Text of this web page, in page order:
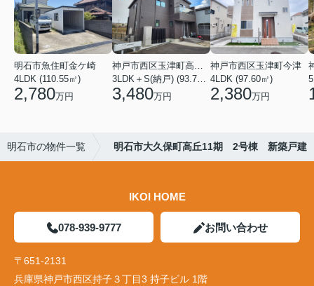
明石市魚住町金ケ崎
4LDK (110.55㎡)
2,780万円
神戸市西区玉津町高津橋
3LDK＋S(納戸) (93.74㎡)
3,480万円
神戸市西区玉津町今津
4LDK (97.60㎡)
2,380万円
明石市の物件一覧 明石市大久保町高丘11期 2号棟 新築戸建
IKOI HOME
078-939-9777 お問い合わせ
〒651-2131
兵庫県神戸市西区持子３丁目3 持子ビル 1階